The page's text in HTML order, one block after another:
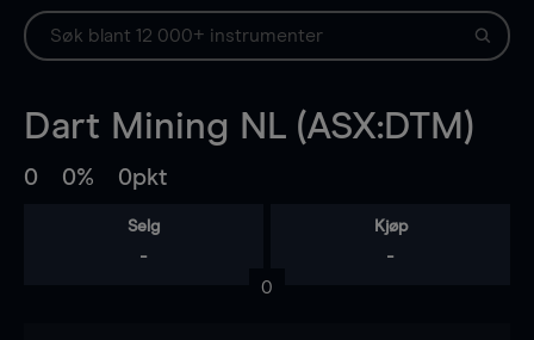
Dart Mining NL (ASX:DTM)
0 0% 0pkt
Selg
-
Kjøp
-
0